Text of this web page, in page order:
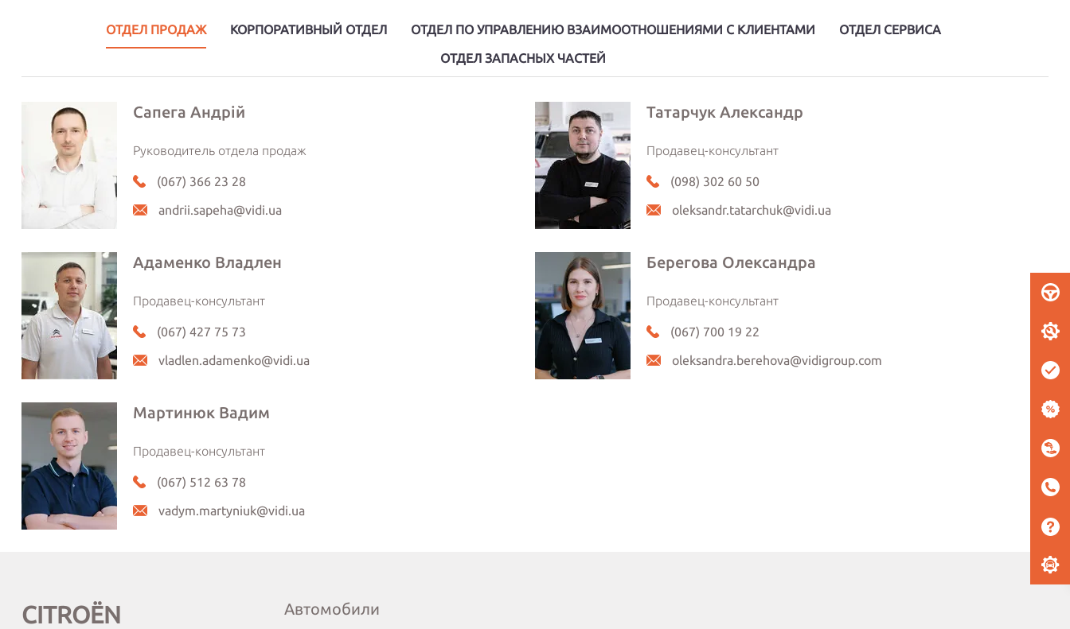
ОТДЕЛ ПРОДАЖ КОРПОРАТИВНЫЙ ОТДЕЛ ОТДЕЛ ПО УПРАВЛЕНИЮ ВЗАИМООТНОШЕНИЯМИ С КЛИЕНТАМИ
ОТДЕЛ СЕРВИСА
ОТДЕЛ ЗАПАСНЫХ ЧАСТЕЙ
Сапега Андрій
Руководитель отдела продаж
(067) 366 23 28
andrii.sapeha@vidi.ua
Татарчук Александр
Продавец-консультант
(098) 302 60 50
oleksandr.tatarchuk@vidi.ua
Адаменко Владлен
Продавец-консультант
(067) 427 75 73
vladlen.adamenko@vidi.ua
Берегова Олександра
Продавец-консультант
(067) 700 19 22
oleksandra.berehova@vidigroup.com
Мартинюк Вадим
Продавец-консультант
(067) 512 63 78
vadym.martyniuk@vidi.ua
CITROËN Автомобили